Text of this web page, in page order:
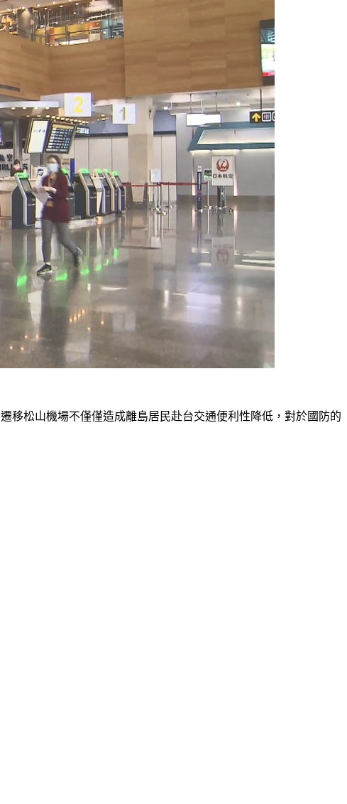
移松山機場不僅僅造成離島居民赴台交通便利性降低，對於國防的